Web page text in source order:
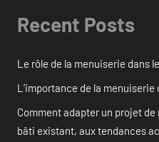
Recent Posts
Le rôle de la menuiserie dans
L’importance de la
Comment adapter un projet
bâti existant, aux tendances